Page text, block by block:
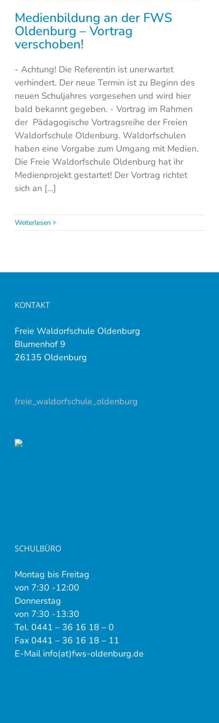
Medienbildung an der FWS
Oldenburg – Vortrag
verschoben!
- Achtung! Die Referentin ist unerwartet
verhindert. Der neue Termin ist zu Beginn des
neuen Schuljahres vorgesehen und wird hier
bald bekannt gegeben. - Vortrag im Rahmen
der Pädagogische Vortragsreihe der Freien
Waldorfschule Oldenburg. Waldorfschulen
haben eine Vorgabe zum Umgang mit Medien.
Die Freie Waldorfschule Oldenburg hat ihr
Medienprojekt gestartet! Der Vortrag richtet
sich an [...]
Weiterlesen
KONTAKT
Freie Waldorfschule Oldenburg
Blumenhof 9
26135 Oldenburg
freie_waldorfschule_oldenburg
SCHULBÜRO
Montag bis Freitag
von 7:30 -12:00
Donnerstag
von 7:30 -13:30
Tel. 0441 – 36 16 18 – 0
Fax 0441 – 36 16 18 – 11
E-Mail info(at)fws-oldenburg.de